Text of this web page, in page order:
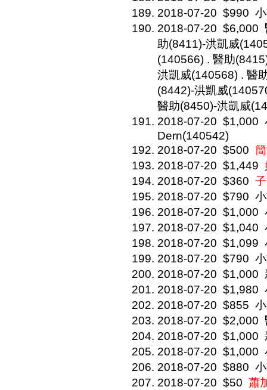
2018-07-20 $990
2018-07-20 $6,000
助(8411)-洪凱威
(140566) . 醫助
洪凱威(140568) . 醫
(8442)-洪凱威
醫助(8450)-洪凱威
2018-07-20 $1,000
Dern(140542)
2018-07-20 $500
2018-07-20 $1,449
2018-07-20 $360
2018-07-20 $790
2018-07-20 $1,000
2018-07-20 $1,040
2018-07-20 $1,099
2018-07-20 $790
2018-07-20 $1,000
2018-07-20 $1,980
2018-07-20 $855
2018-07-20 $2,000
2018-07-20 $1,000
2018-07-20 $1,000
2018-07-20 $880
2018-07-20 $50 蕭